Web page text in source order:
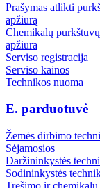
Prašymas atlikti
apžiūrą
Chemikalų
apžiūra
Serviso registracija
Serviso kainos
Technikos nuoma
E. parduotuvė
Žemės dirbimo
Sėjamosios
Daržininkystės
Sodininkystės
Tręšimo ir